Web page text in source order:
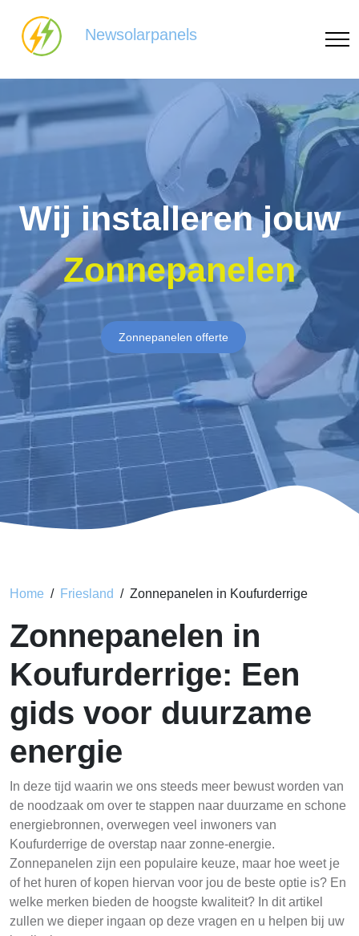
Newsolarpanels
Wij installeren jouw
Zonnepanelen
Zonnepanelen offerte
Home Friesland Zonnepanelen in Koufurderrige
Zonnepanelen in
Koufurderrige: Een
gids voor duurzame
energie
In deze tijd waarin we ons steeds meer bewust worden van
de noodzaak om over te stappen naar duurzame en schone
energiebronnen, overwegen veel inwoners van
Koufurderrige de overstap naar zonne-energie.
Zonnepanelen zijn een populaire keuze, maar hoe weet je
of het huren of kopen hiervan voor jou de beste optie is? En
welke merken bieden de hoogste kwaliteit? In dit artikel
zullen we dieper ingaan op deze vragen en u helpen bij uw